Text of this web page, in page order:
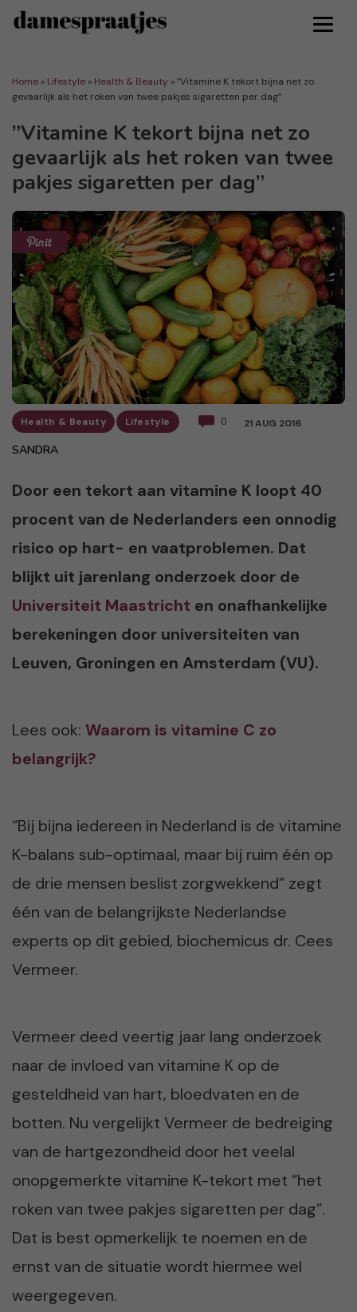
Home » Lifestyle » Health & Beauty »”Vitamine K tekort bijna net zo
gevaarlijk als het roken van twee pakjes sigaretten per dag”
”Vitamine K tekort bijna net zo
gevaarlijk als het roken van twee
pakjes sigaretten per dag”
Health & Beauty Lifestyle 0 21 AUG 2016
SANDRA
Door een tekort aan vitamine K loopt 40
procent van de Nederlanders een onnodig
risico op hart- en vaatproblemen. Dat
blijkt uit jarenlang onderzoek door de
Universiteit Maastricht en onafhankelijke
berekeningen door universiteiten van
Leuven, Groningen en Amsterdam (VU).
Lees ook: Waarom is vitamine C zo
belangrijk?
“Bij bijna iedereen in Nederland is de vitamine
K-balans sub-optimaal, maar bij ruim één op
de drie mensen beslist zorgwekkend” zegt
één van de belangrijkste Nederlandse
experts op dit gebied, biochemicus dr. Cees
Vermeer.
Vermeer deed veertig jaar lang onderzoek
naar de invloed van vitamine K op de
gesteldheid van hart, bloedvaten en de
botten. Nu vergelijkt Vermeer de bedreiging
van de hartgezondheid door het veelal
onopgemerkte vitamine K-tekort met “het
roken van twee pakjes sigaretten per dag”.
Dat is best opmerkelijk te noemen en de
ernst van de situatie wordt hiermee wel
weergegeven.